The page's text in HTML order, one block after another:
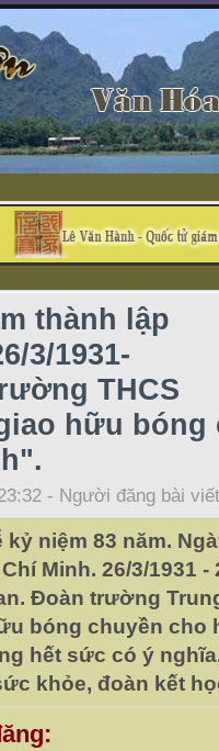
thành lập
3/1931-
THCS
hữu
- Người đăng bài
niệm 83 năm.
Minh. 26/3/1931 -
Đoàn trường
bóng chuyền cho
hết sức có ý
khỏe, đoàn kết